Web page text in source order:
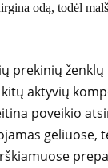
odą, todėl
prekinių
aktyvių
poveikio
geliuose,